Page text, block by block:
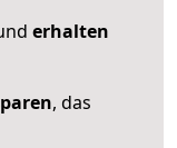
erhalten
, das